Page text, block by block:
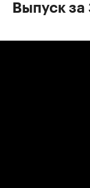
Выпуск